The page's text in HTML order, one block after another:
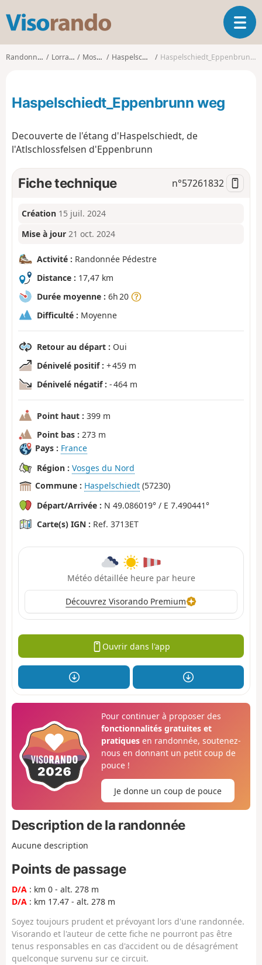
s
o
d
O
u
g
a
Randonnées Lorraine Moselle Haspelschiedt Haspelschiedt_Eppenbrunn weg
Haspelschiedt_Eppenbrunn weg
Decouverte de l'étang d'Haspelschiedt, de
l'Atlschlossfelsen d'Eppenbrunn
Fiche technique n°57261832
Création 15 juil. 2024
Mise à jour 21 oct. 2024
Activité : Randonnée Pédestre
Distance : 17,47 km
Durée moyenne : 6h 20
Difficulté : Moyenne
Retour au départ : Oui
Dénivelé positif : + 459 m
Dénivelé négatif : - 464 m
Point haut : 399 m
Point bas : 273 m
Pays : France
Région : Vosges du Nord
Commune : Haspelschiedt (57230)
Départ/Arrivée : N 49.086019° / E 7.490441°
Carte(s) IGN : Ref. 3713ET
Météo détaillée heure par heure
Découvrez Visorando Premium
Ouvrir dans l'app
Pour continuer à proposer des
fonctionnalités gratuites et
pratiquesen randonnée, soutenez-
nous en donnant un petit coup de
pouce !
Je donne un coup de pouce
Description de la randonnée
Aucune description
Points de passage
D/A : km 0 - alt. 278 m
D/A : km 17.47 - alt. 278 m
Soyez toujours prudent et prévoyant lors d'une randonnée.
Visorando et l'auteur de cette fiche ne pourront pas être
tenus responsables en cas d'accident ou de désagrément
quelconque survenu sur ce circuit.